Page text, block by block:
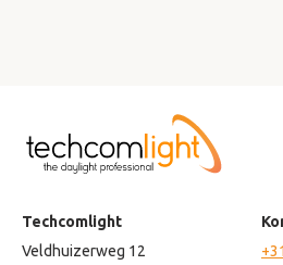
Techcomlight
Veldhuizerweg 12